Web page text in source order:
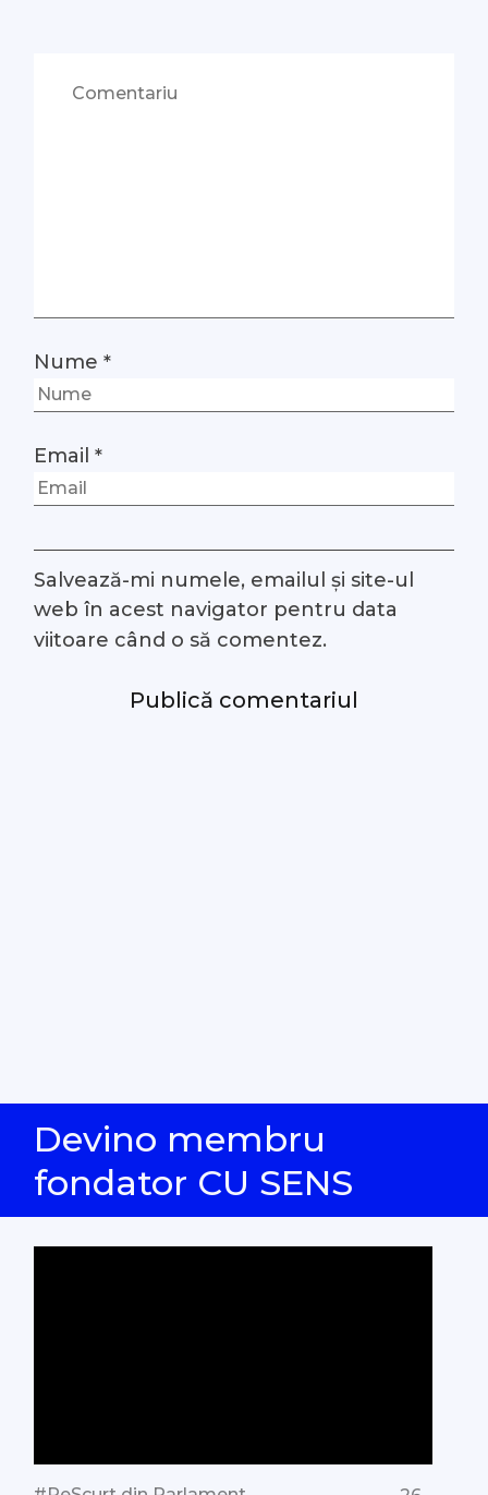
Nume*
Email*
Salvează-mi numele, emailul și site-ul
web în acest navigator pentru data
viitoare când o să comentez.
Devino membru
fondator CU SENS